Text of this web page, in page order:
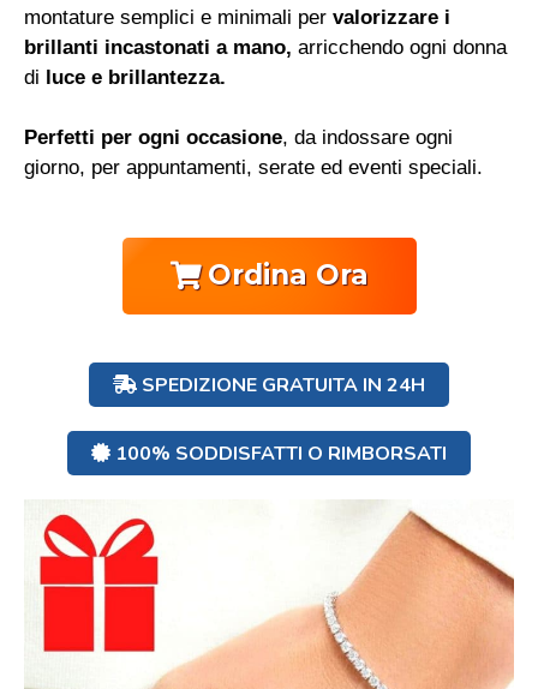
montature semplici e minimali per valorizzare i
brillanti incastonati a mano, arricchendo ogni donna
di luce e brillantezza.
Perfetti per ogni occasione, da indossare ogni
giorno, per appuntamenti, serate ed eventi speciali.
Ordina Ora
SPEDIZIONE GRATUITA IN 24H
100% SODDISFATTI O RIMBORSATI